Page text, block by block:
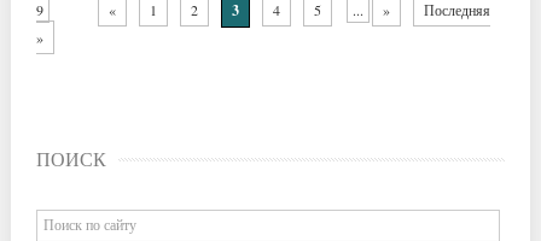
9 « 1 2 3 4 5 ... »
Последняя
»
ПОИСК